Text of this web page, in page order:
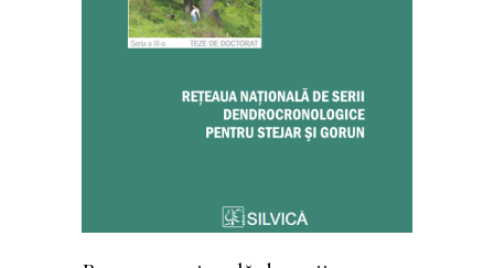
CITEȘTE MAI MULT